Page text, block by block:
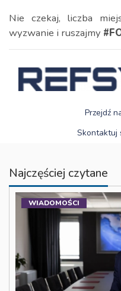
Nie czekaj, liczba
wyzwanie i ruszajmy
Przejdź
Skontaktuj
Najczęściej czytane
WIADOMOŚCI